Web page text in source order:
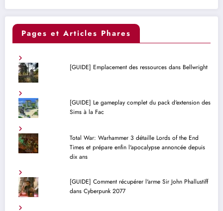
Pages et Articles Phares
[GUIDE] Emplacement des ressources dans Bellwright
[GUIDE] Le gameplay complet du pack d'extension des
Sims à la Fac
Total War: Warhammer 3 détaille Lords of the End
Times et prépare enfin l'apocalypse annoncée depuis
dix ans
[GUIDE] Comment récupérer l'arme Sir John Phallustiff
dans Cyberpunk 2077